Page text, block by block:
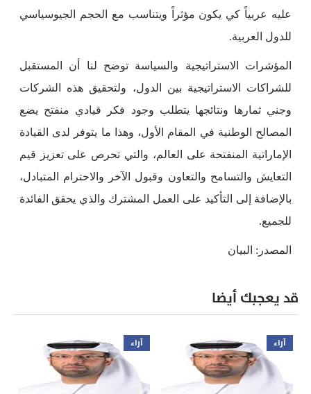
عليه عربياً كي يكون مؤثراً ويتناسب مع الحجم الجيوسياسي
للدول العربية.
المؤشرات الاستراتيجية والسياسة توضح لنا أن المستقبل
للشراكات الاستراتيجية بين الدول، ولتحقيق هذه الشركات
وجني ثمارها ونتائجها يتطلب وجود فكر قيادي منفتح يضع
المصالح الوطنية في المقام الأول، وهذا ما يتوفر لدى القيادة
الإماراتية المنفتحة على العالم، والتي تحرص على تعزيز قيم
التعايش والتسامح والتعاون وقبول الآخر والاحترام المتبادل،
بالإضافة إلى التأكيد على العمل المشترك والذي يحقق الفائدة
للجميع.
المصدر: البيان
قد يعجبك أيضا
آراء آراء